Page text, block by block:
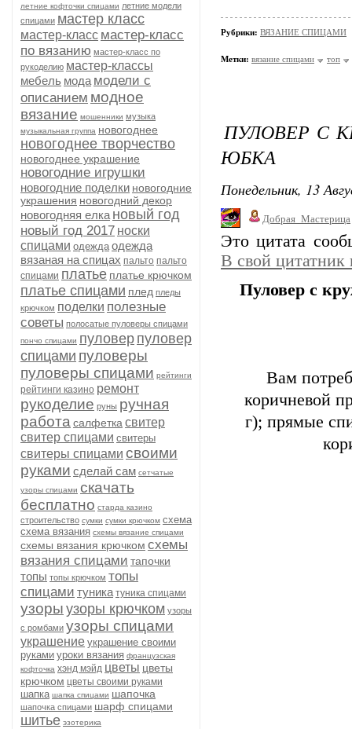
летние кофточки спицами летние модели
спицами мастер класс
мастер-класс мастер-класс
по вязанию мастер-класс по
рукоделию мастер-классы
мебель мода модели с
описанием модное
вязание мошенники музыка
музыкальная группа новогоднее
новогоднее творчество
новогоднее украшение
новогодние игрушки
новогодние поделки новогодние
украшения новогодний декор
новогодняя елка новый год
новый год 2017 носки
спицами одежда одежда
вязаная на спицах пальто пальто
спицами платье платье крючком
платье спицами плед пледы
крючком поделки полезные
советы полосатые пуловеры спицами
пончо спицами пуловер пуловер
спицами пуловеры
пуловеры спицами рейтинги
рейтинги казино ремонт
рукоделие руны ручная
работа салфетка свитер
свитер спицами свитеры
свитеры спицами своими
руками сделай сам сетчатые
узоры спицами скачать
бесплатно старда казино
строительство сумки сумки крючком схема
схема вязания схемы вязание спицами
схемы вязания крючком схемы
вязания спицами тапочки
топы топы крючком топы
спицами туника туника спицами
узоры узоры крючком узоры
с ромбами узоры спицами
украшение украшение своими
руками уроки вязания французская
кофточка хэнд мэйд цветы цветы
крючком цветы своими руками
шапка шапка спицами шапочка
шапочка спицами шарф спицами
шитье эзотерика
Рубрики: ВЯЗАНИЕ СПИЦАМИ
Метки: вязание спицами топ
ПУЛОВЕР С
ЮБКА
Понедельник, 13
Добрая_Мастерица
Это цитата
В свой цитатник
Пуловер с
Вам
коричневой
г); прямые